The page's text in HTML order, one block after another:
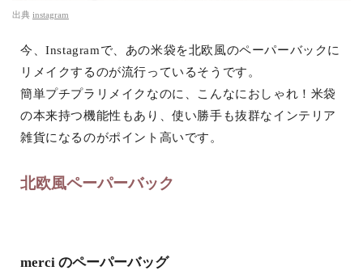
出典 instagram
今、Instagramで、あの米袋を北欧風のペーパーバックに
リメイクするのが流行っているそうです。
簡単プチプラリメイクなのに、こんなにおしゃれ！米袋
の本来持つ機能性もあり、使い勝手も抜群なインテリア
雑貨になるのがポイント高いです。
北欧風ペーパーバック
merci のペーパーバッグ